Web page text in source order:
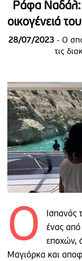
Ράφα
οικογένειά
28/07/2023- Ο
τις
Ο
Ισπανός
ένας
εποχών,
Μαγιόρκα και